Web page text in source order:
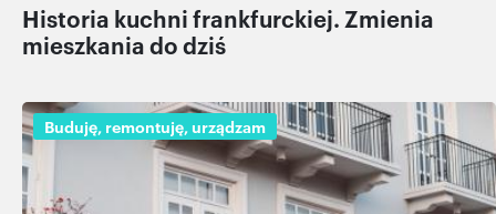
Historia kuchni frankfurckiej. Zmienia
mieszkania do dziś
Buduję, remontuję, urządzam